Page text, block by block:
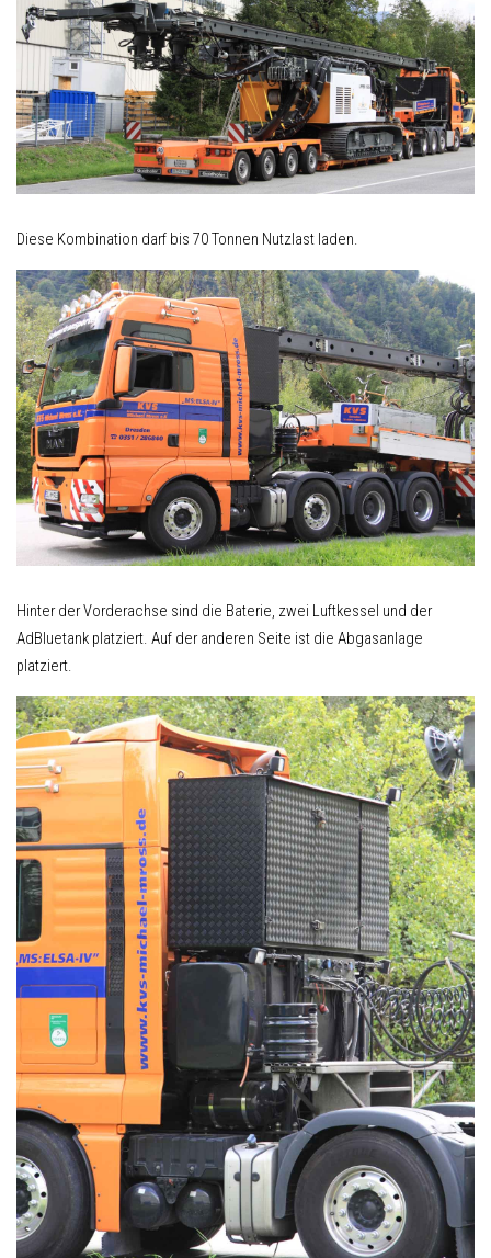
Diese Kombination darf bis 70 Tonnen Nutzlast laden.
Hinter der Vorderachse sind die Baterie, zwei Luftkessel und der
AdBluetank platziert. Auf der anderen Seite ist die Abgasanlage
platziert.